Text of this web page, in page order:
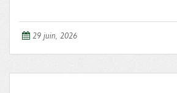
29 juin, 2026